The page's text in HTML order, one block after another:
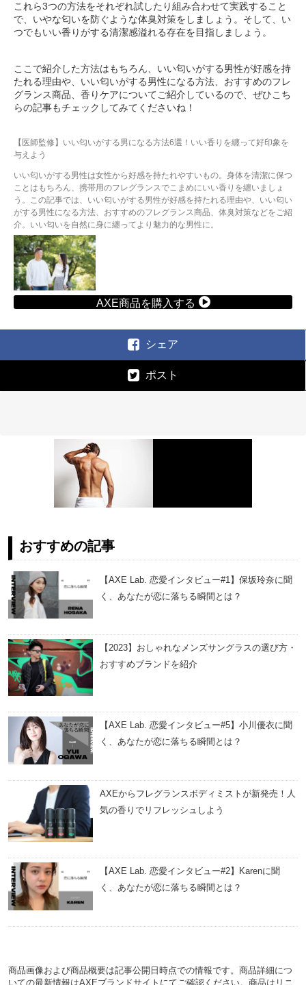
これら3つの方法をそれぞれ試したり組み合わせて実践すること
で、いやな匂いを防ぐような体臭対策をしましょう。そして、い
つでもいい香りがする清潔感溢れる存在を目指しましょう。
ここで紹介した方法はもちろん、いい匂いがする男性が好感を持
たれる理由や、いい匂いがする男性になる方法、おすすめのフレ
グランス商品、香りケアについてご紹介しているので、ぜひこち
らの記事もチェックしてみてくださいね！
【医師監修】いい匂いがする男になる方法6選！いい香りを纏って好印象を
与えよう
いい匂いがする男性は女性から好感を持たれやすいもの。身体を清潔に保つ
ことはもちろん、携帯用のフレグランスでこまめにいい香りを纏いましょ
う。この記事では、いい匂いがする男性が好感を持たれる理由や、いい匂い
がする男性になる方法、おすすめのフレグランス商品、体臭対策などをご紹
介。いい匂いを自然に身に纏ってより魅力的な男性に。
AXE商品を購入する
シェア
ポスト
おすすめの記事
【AXE Lab. 恋愛インタビュー#1】保坂玲奈に聞
く、あなたが恋に落ちる瞬間とは？
【2023】おしゃれなメンズサングラスの選び方・
おすすめブランドを紹介
【AXE Lab. 恋愛インタビュー#5】小川優衣に聞
く、あなたが恋に落ちる瞬間とは？
AXEからフレグランスボディミストが新発売！人
気の香りでリフレッシュしよう
【AXE Lab. 恋愛インタビュー#2】Karenに聞
く、あなたが恋に落ちる瞬間とは？
商品画像および商品概要は記事公開日時点での情報です。商品詳細につ
いての最新情報はAXEブランドサイトにてご確認ください。商品はリニ